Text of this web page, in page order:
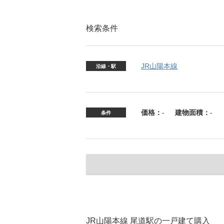
検索条件
沿線・駅 JR山陽本線
条件 価格： - 建物面積： -
JR山陽本線 尾道駅の一戸建て購入